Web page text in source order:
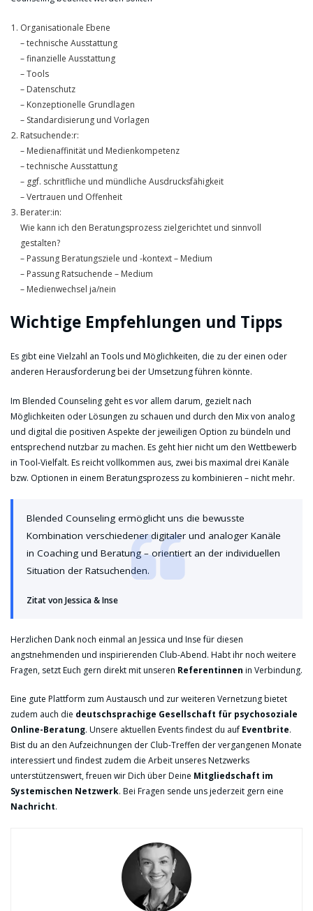
Organisationale Ebene
– technische Ausstattung
– finanzielle Ausstattung
– Tools
– Datenschutz
– Konzeptionelle Grundlagen
– Standardisierung und Vorlagen
Ratsuchende:r:
– Medienaffinität und Medienkompetenz
– technische Ausstattung
– ggf. schritfliche und mündliche Ausdrucksfähigkeit
– Vertrauen und Offenheit
Berater:in:
Wie kann ich den Beratungsprozess zielgerichtet und sinnvoll
gestalten?
– Passung Beratungsziele und -kontext – Medium
– Passung Ratsuchende – Medium
– Medienwechsel ja/nein
Wichtige Empfehlungen und Tipps
Es gibt eine Vielzahl an Tools und Möglichkeiten, die zu der einen oder
anderen Herausforderung bei der Umsetzung führen könnte.
Im Blended Counseling geht es vor allem darum, gezielt nach
Möglichkeiten oder Lösungen zu schauen und durch den Mix von analog
und digital die positiven Aspekte der jeweiligen Option zu bündeln und
entsprechend nutzbar zu machen. Es geht hier nicht um den Wettbewerb
in Tool-Vielfalt. Es reicht vollkommen aus, zwei bis maximal drei Kanäle
bzw. Optionen in einem Beratungsprozess zu kombinieren – nicht mehr.
Blended Counseling ermöglicht uns die bewusste
Kombination verschiedener digitaler und analoger Kanäle
in Coaching und Beratung – orientiert an der individuellen
Situation der Ratsuchenden.
Zitat von Jessica & Inse
Herzlichen Dank noch einmal an Jessica und Inse für diesen
angstnehmenden und inspirierenden Club-Abend. Habt ihr noch weitere
Fragen, setzt Euch gern direkt mit unseren Referentinnen in Verbindung.
Eine gute Plattform zum Austausch und zur weiteren Vernetzung bietet
zudem auch die deutschsprachige Gesellschaft für psychosoziale
Online-Beratung. Unsere aktuellen Events findest du auf Eventbrite.
Bist du an den Aufzeichnungen der Club-Treffen der vergangenen Monate
interessiert und findest zudem die Arbeit unseres Netzwerks
unterstützenswert, freuen wir Dich über Deine Mitgliedschaft im
Systemischen Netzwerk. Bei Fragen sende uns jederzeit gern eine
Nachricht.